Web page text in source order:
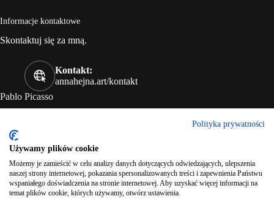
Polityka prywatności
Używamy plików cookie
Możemy je zamieścić w celu analizy danych dotyczących odwiedzających, ulepszenia
naszej strony internetowej, pokazania spersonalizowanych treści i zapewnienia Państwu
wspaniałego doświadczenia na stronie internetowej. Aby uzyskać więcej informacji na
temat plików cookie, których używamy, otwórz ustawienia.
Informacje kontaktowe
Skontaktuj się za mną.
Kontakt:
annahejna.art/kontakt
Pablo Picasso
kiedy się dorośnie”
Charles Bukowski
„Intelektualista to człowiek mówiący zawile o rzeczach
prostych;